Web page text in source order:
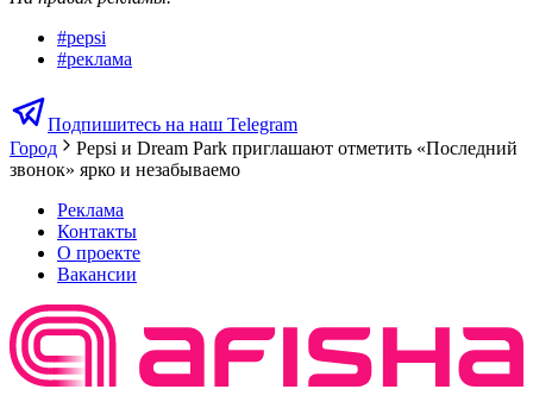
#pepsi
#реклама
Подпишитесь на наш Telegram
Город
Pepsi и Dream Park приглашают отметить «Последний
звонок» ярко и незабываемо
Реклама
Контакты
О проекте
Вакансии